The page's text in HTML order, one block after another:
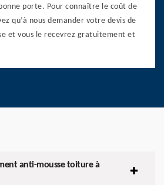
porte. Pour connaître le coût de
qu’à nous demander votre devis de
et vous le recevrez gratuitement et
anti-mousse toiture à